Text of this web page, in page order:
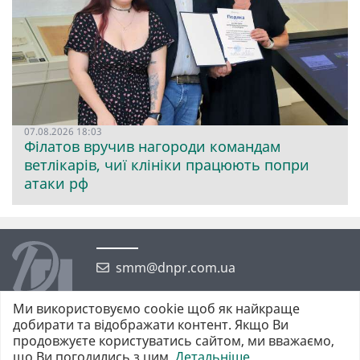
07.08.2026 18:03
Філатов вручив нагороди командам
ветлікарів, чиї клініки працюють попри
атаки рф
smm@dnpr.com.ua
Ми використовуємо cookie щоб як найкраще
добирати та відображати контент. Якщо Ви
продовжуєте користуватись сайтом, ми вважаємо,